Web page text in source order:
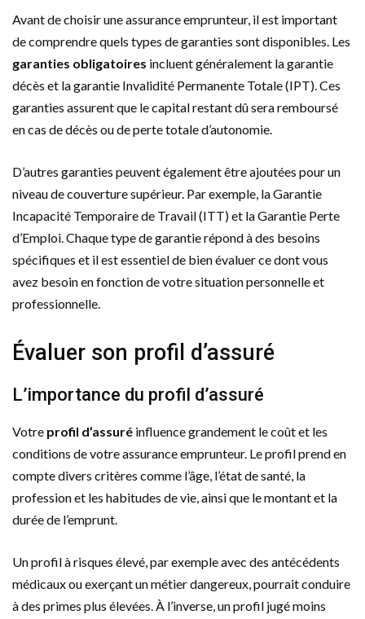
Avant de choisir une assurance emprunteur, il est important
de comprendre quels types de garanties sont disponibles. Les
garanties obligatoires incluent généralement la garantie
décès et la garantie Invalidité Permanente Totale (IPT). Ces
garanties assurent que le capital restant dû sera remboursé
en cas de décès ou de perte totale d’autonomie.
D’autres garanties peuvent également être ajoutées pour un
niveau de couverture supérieur. Par exemple, la Garantie
Incapacité Temporaire de Travail (ITT) et la Garantie Perte
d’Emploi. Chaque type de garantie répond à des besoins
spécifiques et il est essentiel de bien évaluer ce dont vous
avez besoin en fonction de votre situation personnelle et
professionnelle.
Évaluer son profil d’assuré
L’importance du profil d’assuré
Votre profil d’assuré influence grandement le coût et les
conditions de votre assurance emprunteur. Le profil prend en
compte divers critères comme l’âge, l’état de santé, la
profession et les habitudes de vie, ainsi que le montant et la
durée de l’emprunt.
Un profil à risques élevé, par exemple avec des antécédents
médicaux ou exerçant un métier dangereux, pourrait conduire
à des primes plus élevées. À l’inverse, un profil jugé moins